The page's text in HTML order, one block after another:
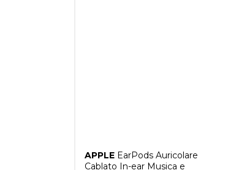
APPLEEarPods Auricolare
Cablato In-ear Musica e